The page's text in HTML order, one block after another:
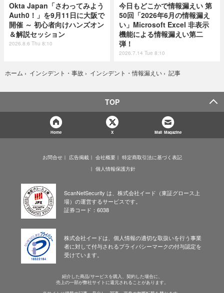
Okta Japan「さわってみよう
Auth0！」を9月11日に大阪で
開催 ～ 初心者向けハンズオン
＆解説セッション
2026.8.6 Thu 8:10
今日もどこかで情報漏えい 第
50回「2026年6月の情報漏え
い」Microsoft Excel 非表示
機能による情報漏えい第二
弾！
2026.7.14 Tue 8:10
ホーム › インシデント・事故 › インシデント・情報漏えい › 記事
TOP
Home X Mail Magazine
お問合せ 広告掲載 会社概要
特定商取引法に基づく表記
個人情報保護方針
ScanNetSecurity は、株式会社イード（東証グロース上
場）の運営するサービスです。
証券コード：6038
株式会社イードは、個人情報の適切な取扱いを行う事業
者に対して付与されるプライバシーマークの付与認定を
受けています。
紹介した商品/サービスを購入、契約した場合に、
売上の一部が弊社サイトに還元されることがあります。